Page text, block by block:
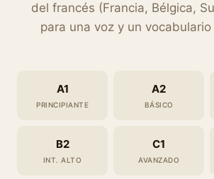
del francés (Francia, Bélgica,
para una voz y un
A1
PRINCIPIANTE
A2
BÁSICO
B2
INT. ALTO
C1
AVANZADO